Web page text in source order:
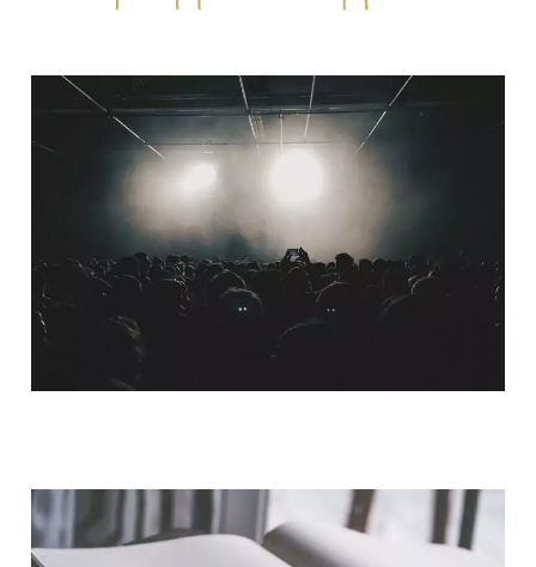
TMM : C’est vrai qu’on se demande parfois
comment, après un siècle, on réussit encore à créer
de nouvelles mélodies avec une guitare…
Christophe Mali: C’est fou ! Cela passe par balayer
le syndrome de l’imposteur de son esprit . En se
disant que de toute façon, on n’inventera rien de
nouveau. Il faut oser faire preuve de simplicité
parfois, écrire sur des accords qui ont déjà été
TMM : Tu l’as déjà évoqué mais tu traites de thèmes
variés dans cet album où pour la première fois tu